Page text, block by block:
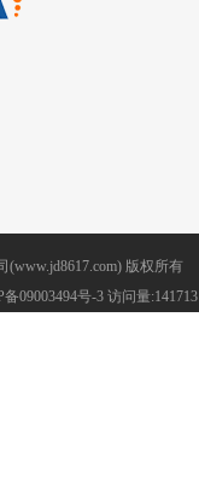
版权所有
备09003494号-3 访问量:141713